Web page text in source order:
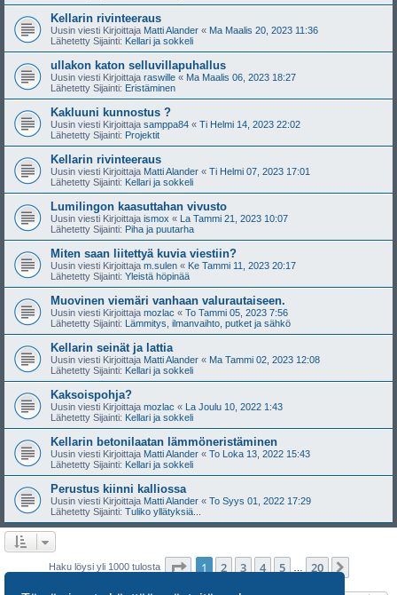
Kellarin rivinteeraus
Uusin viesti Kirjoittaja Matti Alander « Ma Maalis 20, 2023 11:36
Lähetetty Sijainti: Kellari ja sokkeli
ullakon katon selluvillapuhallus
Uusin viesti Kirjoittaja raswille « Ma Maalis 06, 2023 18:27
Lähetetty Sijainti: Eristäminen
Kakluuni kunnostus ?
Uusin viesti Kirjoittaja samppa84 « Ti Helmi 14, 2023 22:02
Lähetetty Sijainti: Projektit
Kellarin rivinteeraus
Uusin viesti Kirjoittaja Matti Alander « Ti Helmi 07, 2023 17:01
Lähetetty Sijainti: Kellari ja sokkeli
Lumilingon kaasuttahan vivusto
Uusin viesti Kirjoittaja ismox « La Tammi 21, 2023 10:07
Lähetetty Sijainti: Piha ja puutarha
Miten saan liitettyä kuvia viestiin?
Uusin viesti Kirjoittaja m.sulen « Ke Tammi 11, 2023 20:17
Lähetetty Sijainti: Yleistä höpinää
Muovinen viemäri vanhaan valurautaiseen.
Uusin viesti Kirjoittaja mozlac « To Tammi 05, 2023 7:56
Lähetetty Sijainti: Lämmitys, ilmanvaihto, putket ja sähkö
Kellarin seinät ja lattia
Uusin viesti Kirjoittaja Matti Alander « Ma Tammi 02, 2023 12:08
Lähetetty Sijainti: Kellari ja sokkeli
Kaksoispohja?
Uusin viesti Kirjoittaja mozlac « La Joulu 10, 2022 1:43
Lähetetty Sijainti: Kellari ja sokkeli
Kellarin betonilaatan lämmöneristäminen
Uusin viesti Kirjoittaja Matti Alander « To Loka 13, 2022 15:43
Lähetetty Sijainti: Kellari ja sokkeli
Perustus kiinni kalliossa
Uusin viesti Kirjoittaja Matti Alander « To Syys 01, 2022 17:29
Lähetetty Sijainti: Tuliko yllätyksiä...
Haku löysi yli 1000 tulosta Sivu /20
1 2 3 4 5 20